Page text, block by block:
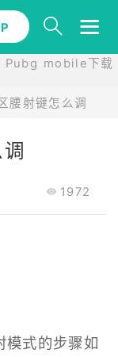
Pubg mobile下载
腰射键怎么调
1972
模式的步骤如